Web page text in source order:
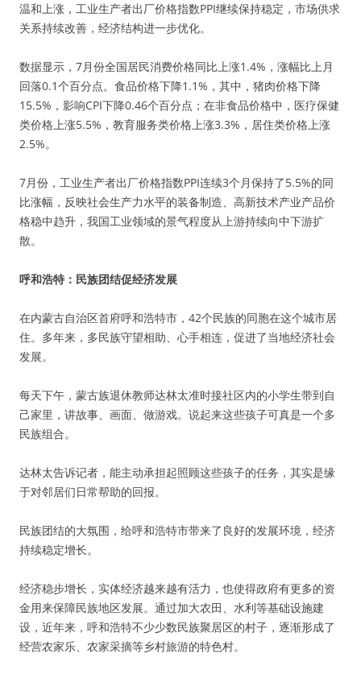
温和上涨，工业生产者出厂价格指数PPI继续保持稳定，市场供求
关系持续改善，经济结构进一步优化。
数据显示，7月份全国居民消费价格同比上涨1.4%，涨幅比上月
回落0.1个百分点。食品价格下降1.1%，其中，猪肉价格下降
15.5%，影响CPI下降0.46个百分点；在非食品价格中，医疗保健
类价格上涨5.5%，教育服务类价格上涨3.3%，居住类价格上涨
2.5%。
7月份，工业生产者出厂价格指数PPI连续3个月保持了5.5%的同
比涨幅，反映社会生产力水平的装备制造、高新技术产业产品价
格稳中趋升，我国工业领域的景气程度从上游持续向中下游扩
散。
呼和浩特：民族团结促经济发展
在内蒙古自治区首府呼和浩特市，42个民族的同胞在这个城市居
住。多年来，多民族守望相助、心手相连，促进了当地经济社会
发展。
每天下午，蒙古族退休教师达林太准时接社区内的小学生带到自
己家里，讲故事、画面、做游戏。说起来这些孩子可真是一个多
民族组合。
达林太告诉记者，能主动承担起照顾这些孩子的任务，其实是缘
于对邻居们日常帮助的回报。
民族团结的大氛围，给呼和浩特市带来了良好的发展环境，经济
持续稳定增长。
经济稳步增长，实体经济越来越有活力，也使得政府有更多的资
金用来保障民族地区发展。通过加大农田、水利等基础设施建
设，近年来，呼和浩特不少少数民族聚居区的村子，逐渐形成了
经营农家乐、农家采摘等乡村旅游的特色村。